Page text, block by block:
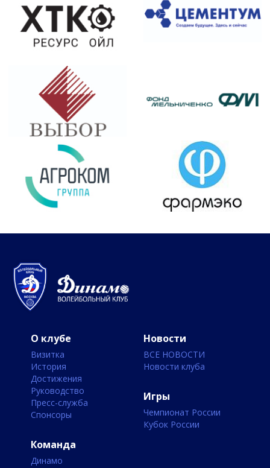
О клубе
Визитка
История
Достижения
Руководство
Пресс-служба
Спонсоры
Команда
Динамо
Новости
ВСЕ НОВОСТИ
Новости клуба
Игры
Чемпионат России
Кубок России